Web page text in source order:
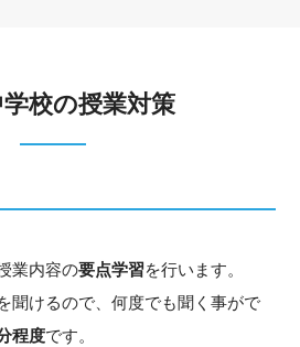
校の授業対策
業内容の要点学習を行います。
聞けるので、何度でも聞く事がで
程度です。